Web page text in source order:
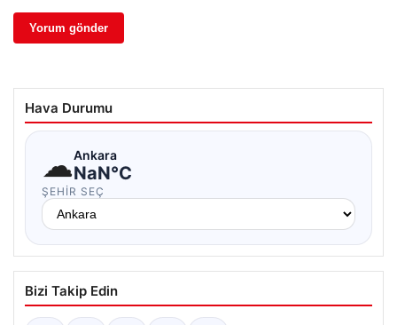
Hava Durumu
☁Ankara
NaN°C
ŞEHIR SEÇ
Bizi Takip Edin